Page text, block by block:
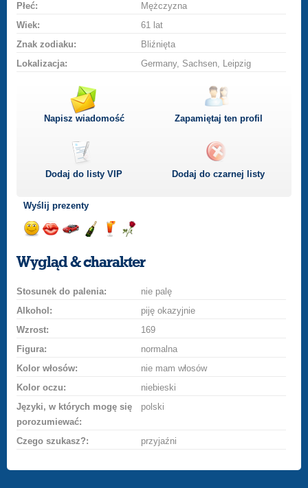
Płeć:
Mężczyzna
Wiek:
61 lat
Znak zodiaku:
Bliźnięta
Lokalizacja:
Germany, Sachsen, Leipzig
Napisz wiadomość Zapamiętaj ten profil
Dodaj do listyVIP Dodaj do czarnej listy
Wyślij prezenty
uśmiech
buziakasamochodem
szampana
drinka
różę
Wygląd & charakter
Stosunek do palenia:
nie palę
Alkohol:
piję okazyjnie
Wzrost:
169
Figura:
normalna
Kolor włosów:
nie mam włosów
Kolor oczu:
niebieski
Języki, w których mogę się
porozumiewać:
polski
Czego szukasz?: przyjaźni